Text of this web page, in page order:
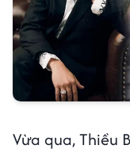
Vừa qua, Thiều